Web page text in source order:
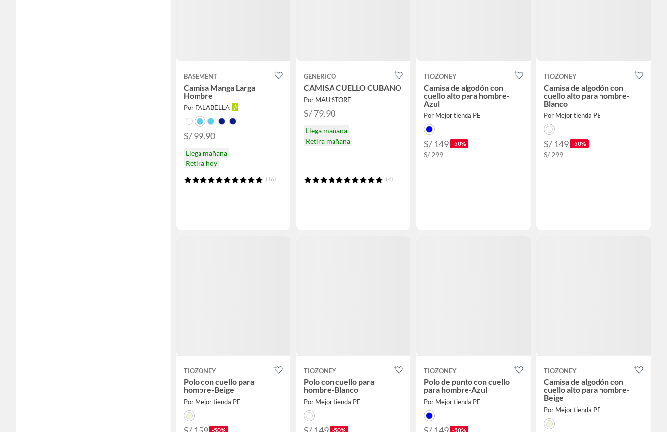
BASEMENT
Camisa Manga Larga
Hombre
Por FALABELLA
S/ 99.90
Llega mañana
Retira hoy
(16)
GENERICO
CAMISA CUELLO CUBANO
Por MAU STORE
S/ 79.90
Llega mañana
Retira mañana
(4)
TIOZONEY
Camisa de algodón con
cuello alto para hombre-
Azul
Por Mejor tienda PE
S/ 149 -50%
S/ 299
TIOZONEY
Camisa de algodón con
cuello alto para hombre-
Blanco
Por Mejor tienda PE
S/ 149 -50%
S/ 299
TIOZONEY
Polo con cuello para
hombre-Beige
Por Mejor tienda PE
-50%
TIOZONEY
Polo con cuello para
hombre-Blanco
Por Mejor tienda PE
-50%
TIOZONEY
Polo de punto con cuello
para hombre-Azul
Por Mejor tienda PE
-50%
TIOZONEY
Camisa de algodón con
cuello alto para hombre-
Beige
Por Mejor tienda PE